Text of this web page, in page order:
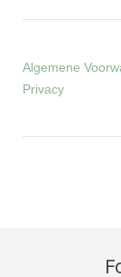
Algemene
Privacy